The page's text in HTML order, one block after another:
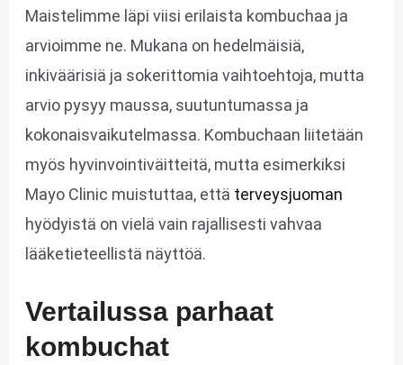
Maistelimme läpi viisi erilaista kombuchaa ja
arvioimme ne. Mukana on hedelmäisiä,
inkiväärisiä ja sokerittomia vaihtoehtoja, mutta
arvio pysyy maussa, suutuntumassa ja
kokonaisvaikutelmassa. Kombuchaan liitetään
myös hyvinvointiväitteitä, mutta esimerkiksi
Mayo Clinic muistuttaa, että terveysjuoman
hyödyistä on vielä vain rajallisesti vahvaa
lääketieteellistä näyttöä.
Vertailussa parhaat
kombuchat